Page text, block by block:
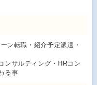
ン転職・紹介予定派遣・
ンサルティング・HRコン
る事